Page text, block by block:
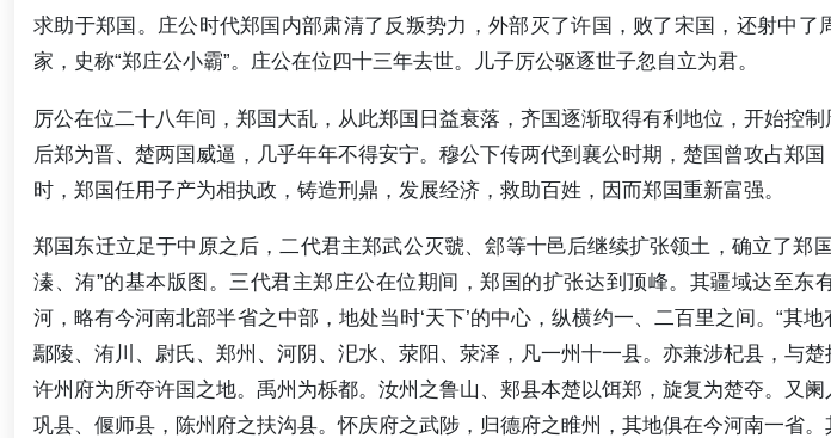
求助于郑国。庄公时代郑国内部肃清了反叛势力，外部灭了许国，败了宋国，还射中了
家，史称“郑庄公小霸”。庄公在位四十三年去世。儿子厉公驱逐世子忽自立为君。
厉公在位二十八年间，郑国大乱，从此郑国日益衰落，齐国逐渐取得有利地位，开始控
后郑为晋、楚两国威逼，几乎年年不得安宁。穆公下传两代到襄公时期，楚国曾攻占郑
时，郑国任用子产为相执政，铸造刑鼎，发展经济，救助百姓，因而郑国重新富强。
郑国东迁立足于中原之后，二代君主郑武公灭虢、郐等十邑后继续扩张领土，确立了郑
溱、洧”的基本版图。三代君主郑庄公在位期间，郑国的扩张达到顶峰。其疆域达至东
河，略有今河南北部半省之中部，地处当时‘天下’的中心，纵横约一、二百里之间。“其
鄢陵、洧川、尉氏、郑州、河阴、汜水、荥阳、荥泽，凡一州十一县。亦兼涉杞县，与楚
许州府为所夺许国之地。禹州为栎都。汝州之鲁山、郏县本楚以饵郑，旋复为楚夺。又阑
巩县、偃师县，陈州府之扶沟县。怀庆府之武陟，归德府之睢州，其地俱在今河南一省